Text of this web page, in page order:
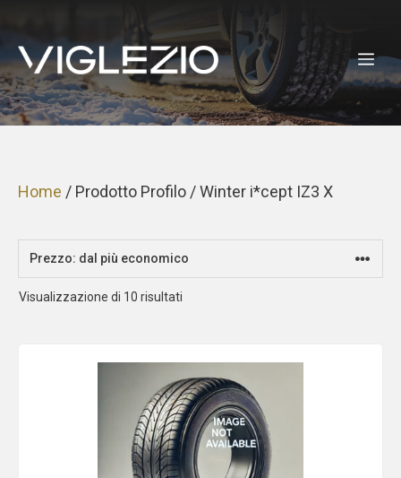
contenuto
Home / Prodotto Profilo / Winter i*cept IZ3 X
Visualizzazione di 10 risultati